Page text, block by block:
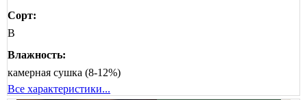
Сорт:
B
Влажность:
камерная сушка (8-12%)
Все характеристики...